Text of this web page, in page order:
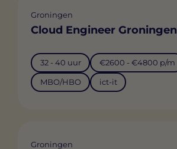
Groningen
Cloud Engineer Groningen
32 - 40 uur €2600 - €4800 p/m
MBO/HBO ict-it
Groningen